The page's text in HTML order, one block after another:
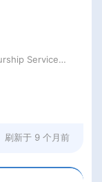
Kexing Future (Guangdong) Entrepreneurship Services Co., Ltd
刷新于 9 个月前